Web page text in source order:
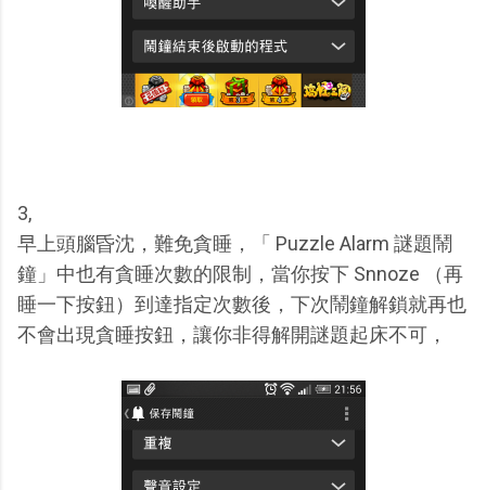
3,
早上頭腦昏沈，難免貪睡，「 Puzzle Alarm 謎題鬧
鐘」中也有貪睡次數的限制，當你按下 Snnoze （再
睡一下按鈕）到達指定次數後，下次鬧鐘解鎖就再也
不會出現貪睡按鈕，讓你非得解開謎題起床不可，